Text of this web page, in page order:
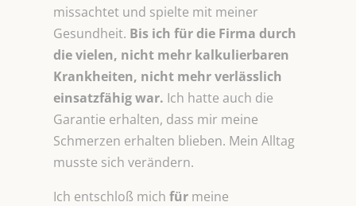
missachtet und spielte mit meiner
Gesundheit. Bis ich für die Firma durch
die vielen, nicht mehr kalkulierbaren
Krankheiten, nicht mehrverlässlich
einsatzfähig war. Ich hatte auch die
Garantie erhalten, dass mir meine
Schmerzen erhalten blieben. Mein Alltag
musste sich verändern.
Ich entschloß mich für meine